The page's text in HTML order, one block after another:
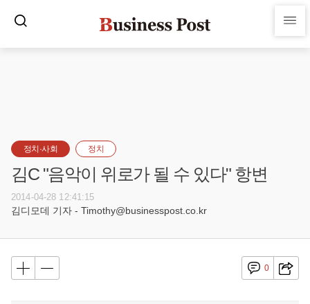
정치·사회 정치
김C "음악이 위로가 될 수 있다" 항변
2014-04-28 12:41:15
김디모데 기자 - Timothy@businesspost.co.kr
0